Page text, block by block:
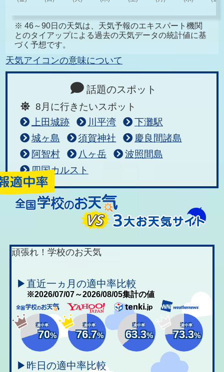
※ 46～90日の天気は、天気予報のエキスパート機関
とのタイアップによる過去の天気データの統計値に基
づく予想です。
天気アイコンの意味について
話題のスポット
8月に行きたいスポット
上田城跡
川平湾
下灘駅
城ヶ島
須賀神社
慶良間諸島
阿智村
八ヶ岳
波照間島
四国カルスト
頑張れ！学校のお天気
▶直近一ヵ月の適中率比較
※2026/07/07～2026/08/05集計の値
適中率
70%
適中率
76.7%
適中率
63.3%
適中率
73.3%
▶昨日の適中率比較